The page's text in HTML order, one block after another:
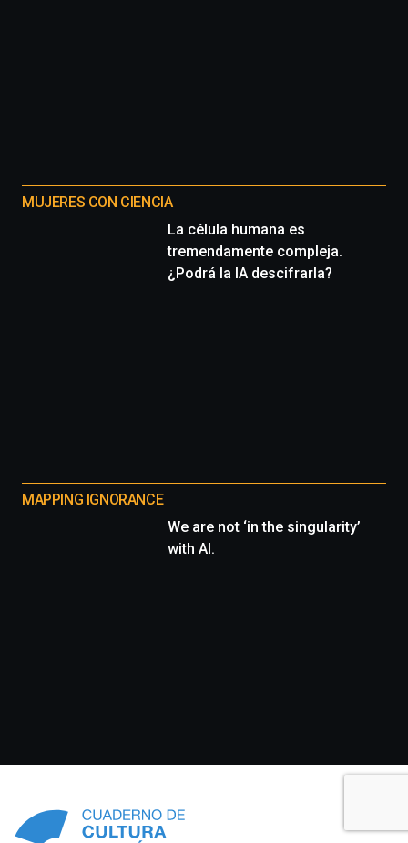
MUJERES CON CIENCIA
La célula humana es
tremendamente compleja.
¿Podrá la IA descifrarla?
MAPPING IGNORANCE
We are not ‘in the singularity’
with AI.